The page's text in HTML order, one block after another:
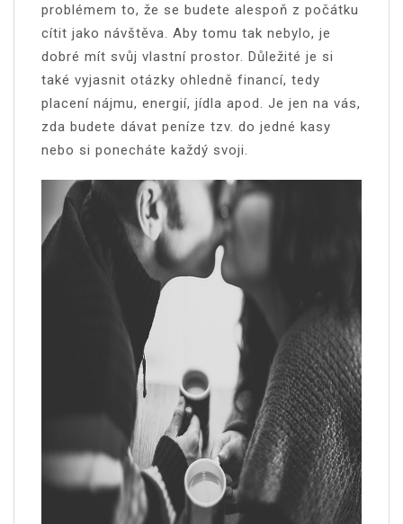
problémem to, že se budete alespoň z počátku
cítit jako návštěva. Aby tomu tak nebylo, je
dobré mít svůj vlastní prostor. Důležité je si
také vyjasnit otázky ohledně financí, tedy
placení nájmu, energií, jídla apod. Je jen na vás,
zda budete dávat peníze tzv. do jedné kasy
nebo si ponecháte každý svoji.